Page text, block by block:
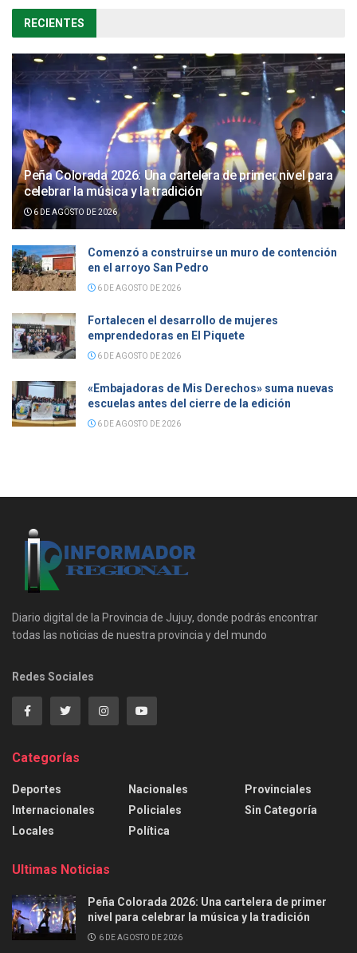
RECIENTES
Peña Colorada 2026: Una cartelera de primer nivel para
celebrar la música y la tradición
6 DE AGOSTO DE 2026
Comenzó a construirse un muro de contención
en el arroyo San Pedro
6 DE AGOSTO DE 2026
Fortalecen el desarrollo de mujeres
emprendedoras en El Piquete
6 DE AGOSTO DE 2026
«Embajadoras de Mis Derechos» suma nuevas
escuelas antes del cierre de la edición
6 DE AGOSTO DE 2026
Diario digital de la Provincia de Jujuy, donde podrás encontrar
todas las noticias de nuestra provincia y del mundo
Redes Sociales
Categorías
Deportes
Internacionales
Locales
Nacionales
Policiales
Política
Provinciales
Sin Categoría
Ultimas Noticias
Peña Colorada 2026: Una cartelera de primer
nivel para celebrar la música y la tradición
6 DE AGOSTO DE 2026